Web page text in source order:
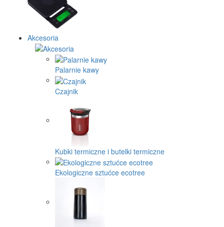
Akcesoria
Palarnie kawy
Czajnik
Kubki termiczne i butelki termiczne
Ekologiczne sztućce ecotree